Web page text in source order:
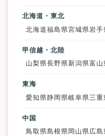
北海道・東北
北海道福島県宮城県岩手
甲信越・北陸
山梨県長野県新潟県富山
東海
愛知県静岡県岐阜県 三重
中国
鳥取県島根県 岡山県広島